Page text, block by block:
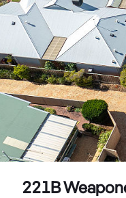
221B